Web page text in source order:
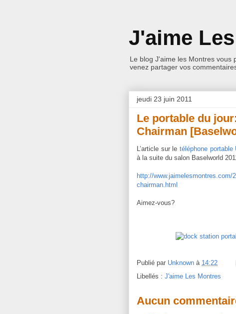
J'aime
Le blog J'aime les Montres vous
venez partager vos
jeudi 23 juin 2011
Le portable du
Chairman
L’article sur le téléphone portable
à la suite du salon Baselworld
http://www.jaimelesmontres.com/
chairman.html
Aimez-vous?
Publié par Unknown à 14:22
Libellés : J'aime Les Montres
Aucun